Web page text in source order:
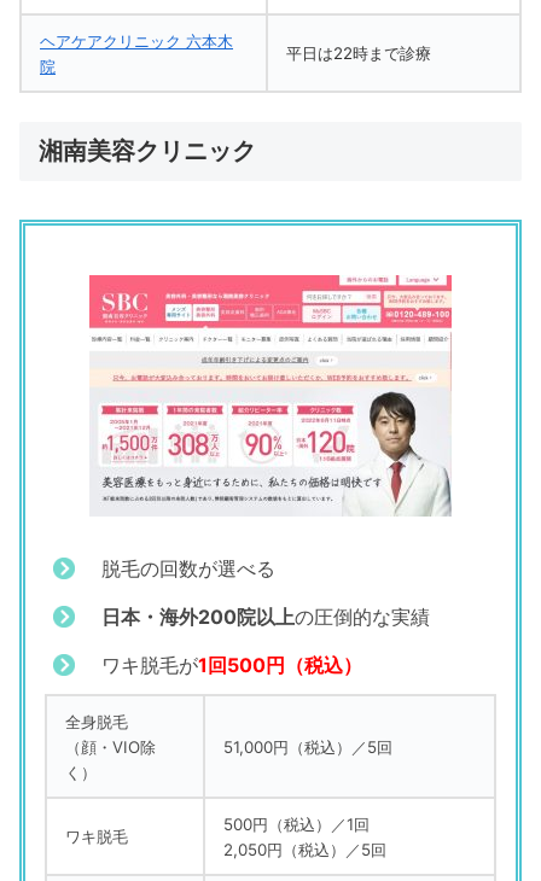
ヘアケアクリニック 六本木
院
平日は22時まで診療
湘南美容クリニック
脱毛の回数が選べる
日本・海外200院以上の圧倒的な実績
ワキ脱毛が1回500円（税込）
全身脱毛
（顔・VIO除
く）
51,000円（税込）／5回
ワキ脱毛
500円（税込）／1回
2,050円（税込）／5回